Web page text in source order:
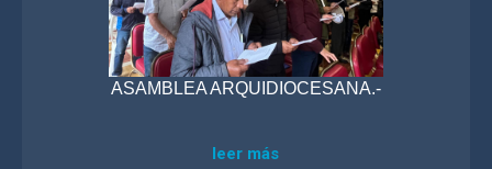
ASAMBLEA ARQUIDIOCESANA.-
leer más